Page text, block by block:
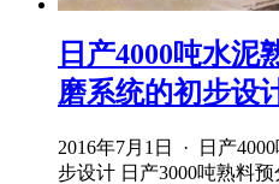
日产4000吨水泥
磨系统的初步设
2016年7月1日 · 日产
步设计 日产3000吨熟料